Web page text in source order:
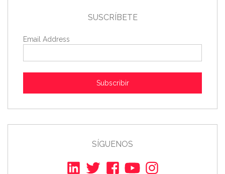
SUSCRÍBETE
Email Address
Subscribir
SÍGUENOS